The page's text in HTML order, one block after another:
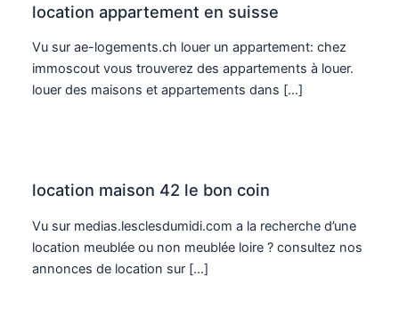
location appartement en suisse
Vu sur ae-logements.ch louer un appartement: chez
immoscout vous trouverez des appartements à louer.
louer des maisons et appartements dans […]
location maison 42 le bon coin
Vu sur medias.lesclesdumidi.com a la recherche d’une
location meublée ou non meublée loire ? consultez nos
annonces de location sur […]